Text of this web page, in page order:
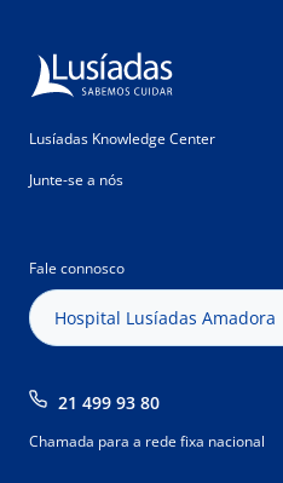
Lusíadas Knowledge Center
Junte-se a nós
Fale connosco
Hospital Lusíadas Amadora
21 499 93 80
Chamada para a rede fixa nacional